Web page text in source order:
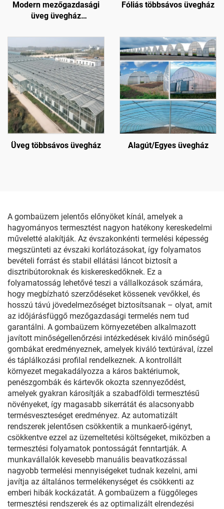
Modern mezőgazdasági
üveg üvegház
hőmérsékletszabályozó
rendszerrel/árnyékoló
rendszerrel/
öntözőrendszerrel
Fóliás többsávos üvegház
Üveg többsávos üvegház Alagút/Egyes üvegház
A gombaüzem jelentős előnyöket kínál, amelyek a
hagyományos termesztést nagyon hatékony kereskedelmi
műveletté alakítják. Az évszakonkénti termelési képesség
megszünteti az évszaki korlátozásokat, így folyamatos
bevételi forrást és stabil ellátási láncot biztosít a
disztribútoroknak és kiskereskedőknek. Ez a
folyamatosság lehetővé teszi a vállalkozások számára,
hogy megbízható szerződéseket kössenek vevőkkel, és
hosszú távú jövedelmezőséget biztosítsanak – olyat, amit
az időjárásfüggő mezőgazdasági termelés nem tud
garantálni. A gombaüzem környezetében alkalmazott
javított minőségellenőrzési intézkedések kiváló minőségű
gombákat eredményeznek, amelyek kiváló textúrával, ízzel
és táplálkozási profilal rendelkeznek. A kontrollált
környezet megakadályozza a káros baktériumok,
penészgombák és kártevők okozta szennyeződést,
amelyek gyakran károsítják a szabadföldi termesztésű
növényeket, így magasabb sikerrátát és alacsonyabb
termésveszteséget eredményez. Az automatizált
rendszerek jelentősen csökkentik a munkaerő-igényt,
csökkentve ezzel az üzemeltetési költségeket, miközben a
termesztési folyamatok pontosságát fenntartják. A
munkavállalók kevesebb manuális beavatkozással
nagyobb termelési mennyiségeket tudnak kezelni, ami
javítja az általános termelékenységet és csökkenti az
emberi hibák kockázatát. A gombaüzem a függőleges
termesztési rendszerek és az optimalizált elrendezési